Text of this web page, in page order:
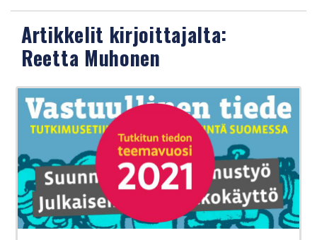
Artikkelit kirjoittajalta:
Reetta Muhonen